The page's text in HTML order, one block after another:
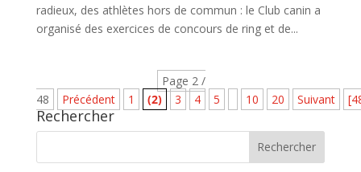
radieux, des athlètes hors de commun : le Club canin a
organisé des exercices de concours de ring et de...
Page 2 /
48
Précédent 1 (2) 3 4 5 10 20 Suivant
Rechercher